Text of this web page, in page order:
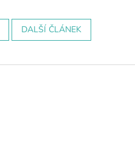
DALŠÍ ČLÁNEK